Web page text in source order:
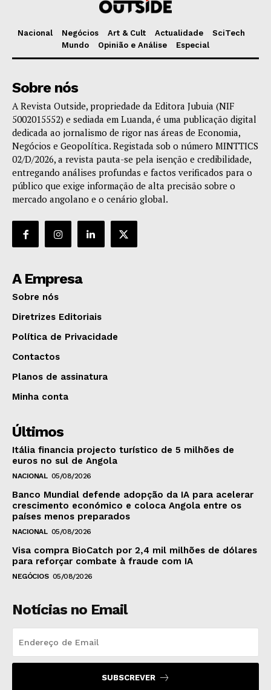
Nacional Negócios Art & Cult Actualidade
SciTech
Mundo
Opinião e Análise Especial
Sobre nós
A Revista Outside, propriedade da Editora Jubuia (NIF
5002015552) e sediada em Luanda, é uma publicação digital
dedicada ao jornalismo de rigor nas áreas de Economia,
Negócios e Geopolítica. Registada sob o número MINTTICS
02/D/2026, a revista pauta-se pela isenção e credibilidade,
entregando análises profundas e factos verificados para o
público que exige informação de alta precisão sobre o
mercado angolano e o cenário global.
A Empresa
Sobre nós
Diretrizes Editoriais
Política de Privacidade
Contactos
Planos de assinatura
Minha conta
Últimos
Itália financia projecto turístico de 5 milhões de
euros no sul de Angola
NACIONAL 05/08/2026
Banco Mundial defende adopção da IA para acelerar
crescimento económico e coloca Angola entre os
países menos preparados
NACIONAL 05/08/2026
Visa compra BioCatch por 2,4 mil milhões de dólares
para reforçar combate à fraude com IA
NEGÓCIOS 05/08/2026
Notícias no Email
SUBSCREVER